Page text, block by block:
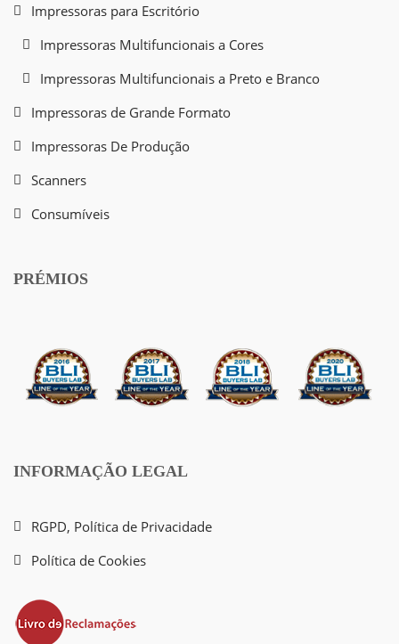
Impressoras para Escritório
Impressoras Multifuncionais a Cores
Impressoras Multifuncionais a Preto e Branco
Impressoras de Grande Formato
Impressoras De Produção
Scanners
Consumíveis
PRÉMIOS
INFORMAÇÃO LEGAL
RGPD, Política de Privacidade
Política de Cookies